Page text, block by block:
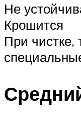
Не
Крошится
При чистке,